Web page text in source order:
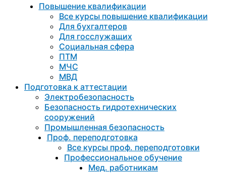
Повышение квалификации
Все курсы повышение квалификации
Для бухгалтеров
Для госслужащих
Социальная сфера
ПТМ
МЧС
МВД
Подготовка к aттестации
Электробезопасность
Безопасность гидротехнических
сооружений
Промышленная безопасность
Проф. переподготовка
Все курсы проф. переподготовки
Профессиональное обучение
Мед. работникам